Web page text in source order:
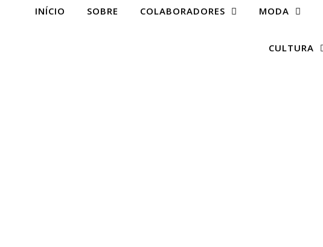
INÍCIO SOBRE COLABORADORES MODA
CULTURA